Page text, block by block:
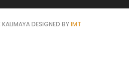
DESIGNED BYIMT